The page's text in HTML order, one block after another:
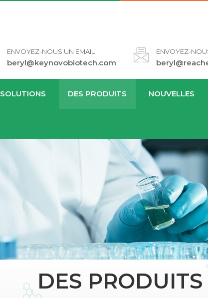
ENVOYEZ-NOUS UN EMAIL
beryl@keynovobiotech.com
ENVOYEZ-
SOLUTIONS DES PRODUITS NOUVELLES
DES PRODUITS